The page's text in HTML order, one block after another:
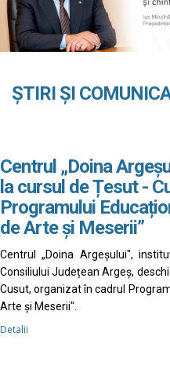
ȘTIRI ȘI
Centrul „Doina
la cursul de Țesut -
Programului
de Arte și Meserii”
Centrul „Doina Argeșului",
Consiliului Județean Argeș,
Cusut, organizat în cadrul
Arte și Meserii".
Detalii